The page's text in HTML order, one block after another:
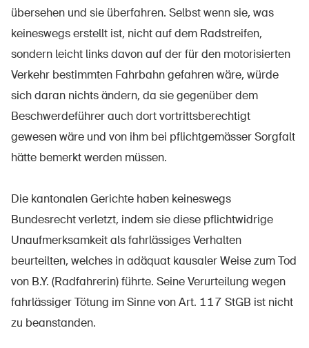
Sinus Plus
Campagnes
Commander et télécharger
Aspects juridiques
Délégués à la sécurité et communes
Contact et conseil
übersehen und sie überfahren. Selbst wenn sie, was
keineswegs erstellt ist, nicht auf dem Radstreifen,
sondern leicht links davon auf der für den motorisierten
Verkehr bestimmten Fahrbahn gefahren wäre, würde
sich daran nichts ändern, da sie gegenüber dem
Beschwerdeführer auch dort vortrittsberechtigt
gewesen wäre und von ihm bei pflichtgemässer Sorgfalt
hätte bemerkt werden müssen.
Die kantonalen Gerichte haben keineswegs
Bundesrecht verletzt, indem sie diese pflichtwidrige
Unaufmerksamkeit als fahrlässiges Verhalten
beurteilten, welches in adäquat kausaler Weise zum Tod
von B.Y. (Radfahrerin) führte. Seine Verurteilung wegen
fahrlässiger Tötung im Sinne von Art. 117 StGB ist nicht
zu beanstanden.